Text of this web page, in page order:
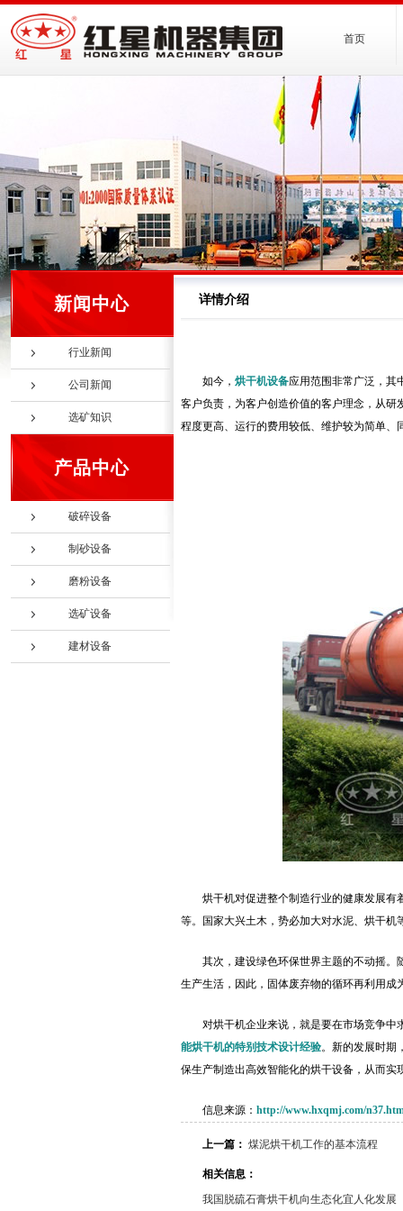
首页
新闻中心
行业新闻
公司新闻
选矿知识
产品中心
破碎设备
制砂设备
磨粉设备
选矿设备
建材设备
详情介绍
如今， 烘干机设备应用范围非常广泛，其
客户负责，为客户创造价值的客户理念，从
程度更高、运行的费用较低、维护较为简单、
烘干机对促进整个制造行业的健康发展
等。国家大兴土木，势必加大对水泥、烘干
其次，建设绿色环保世界主题的不动摇
生产生活，因此，固体废弃物的循环再利用成
对烘干机企业来说，就是要在市场竞争
能烘干机的特别技术设计经验。新的发展时期
保生产制造出高效智能化的烘干设备，从而实
信息来源： http://www.hxqmj.com/
上一篇： 煤泥烘干机工作的基本流程
相关信息：
我国脱硫石膏烘干机向生态化宜人化发展